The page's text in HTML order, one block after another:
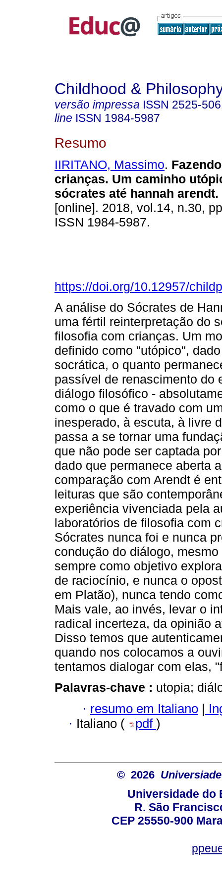
Childhood &
versão impressa ISSN 2525-
line ISSN 1984-5987
Resumo
IIRITANO, Massimo.
crianças. Um caminho
sócrates até hannah arendt.
[online]. 2018, vol.14, n.30,
ISSN 1984-5987.
https://doi.org/10.12957/
A análise do Sócrates de
uma fértil reinterpretação do
filosofia com crianças. Um
definido como "utópico",
socrática, o quanto
passível de renascimento do
diálogo filosófico -
como o que é travado com
inesperado, à escuta, à livre
passa a se tornar uma
que não pode ser captada
dado que permanece aberta
comparação com Arendt é
leituras que são
experiência vivenciada pela
laboratórios de filosofia com
Sócrates nunca foi e nunca
condução do diálogo,
sempre como objetivo
de raciocínio, e nunca o
em Platão), nunca tendo
Mais vale, ao invés, levar o
radical incerteza, da opinião
Disso temos que
quando nos colocamos a
tentamos dialogar com elas,
Palavras-chave : utopia;
· resumo em Italiano |
· Italiano ( pdf )
© 2026
Universidade do
R. São
CEP 25550-900